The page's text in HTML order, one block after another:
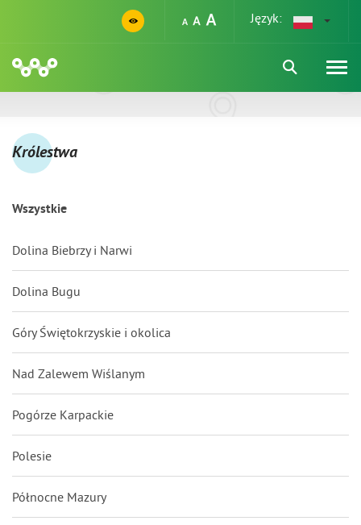
Język:
Królestwa
Wszystkie
Dolina Biebrzy i Narwi
Dolina Bugu
Góry Świętokrzyskie i okolica
Nad Zalewem Wiślanym
Pogórze Karpackie
Polesie
Północne Mazury